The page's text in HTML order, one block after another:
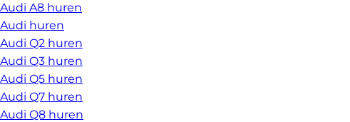
Audi A8 huren
Audi huren
Audi Q2 huren
Audi Q3 huren
Audi Q5 huren
Audi Q7 huren
Audi Q8 huren